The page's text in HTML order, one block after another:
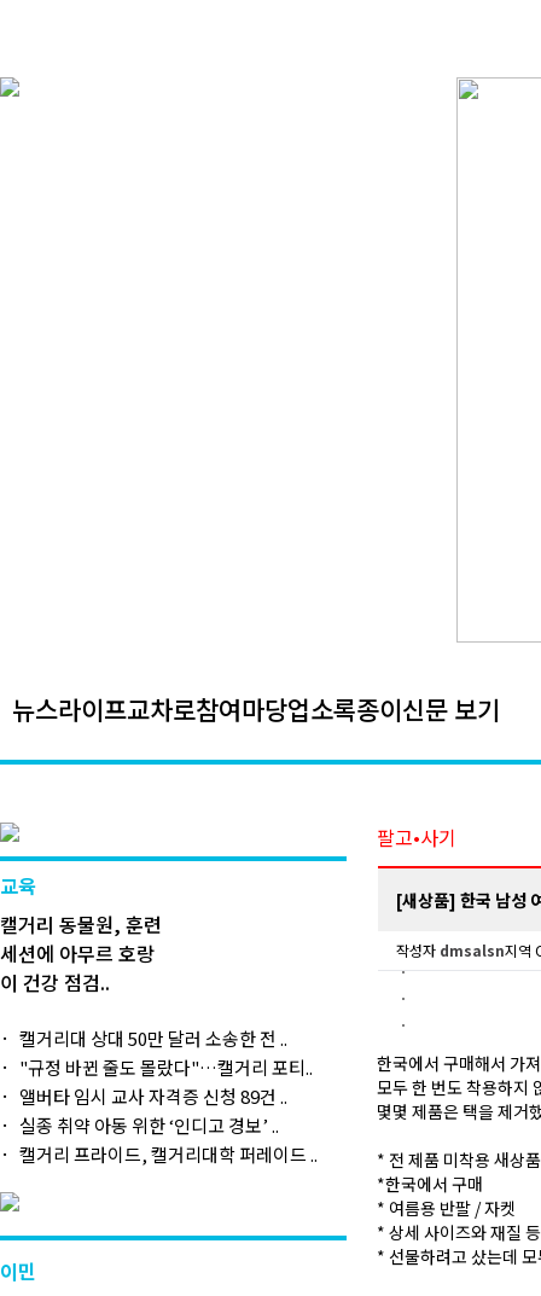
뉴스라이프교차로참여마당업소록종이신문 보기
교육
캘거리 동물원, 훈련
세션에 아무르 호랑
이 건강 점검..
캘거리대 상대 50만 달러 소송한 전 ..
"규정 바뀐 줄도 몰랐다"…캘거리 포티..
앨버타 임시 교사 자격증 신청 89건 ..
실종 취약 아동 위한 ‘인디고 경보’ ..
캘거리 프라이드, 캘거리대학 퍼레이드 ..
이민
팔고•사기
[새상품] 한국 남성
작성자 dmsalsn지역
한국에서 구매해서 가
모두 한 번도 착용하지
몇몇 제품은 택을 제거
* 전 제품 미착용 새상품
*한국에서 구매
* 여름용 반팔 / 자켓
* 상세 사이즈와 재질
* 선물하려고 샀는데